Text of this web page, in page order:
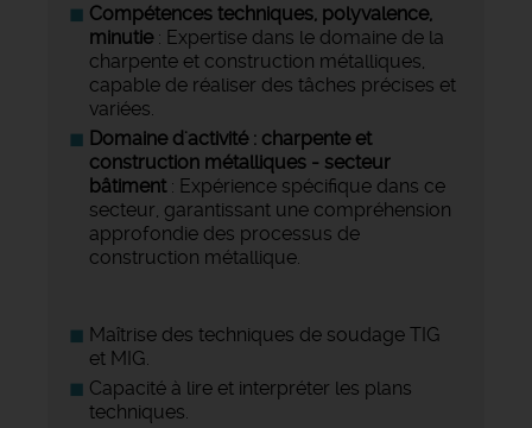
Compétences techniques, polyvalence,
minutie: Expertise dans le domaine de la
charpente et construction métalliques,
capable de réaliser des tâches précises et
variées.
Domaine d'activité : charpente et
construction métalliques - secteur
bâtiment: Expérience spécifique dans ce
secteur, garantissant une compréhension
approfondie des processus de
construction métallique.
Maîtrise des techniques de soudage TIG
et MIG.
Capacité à lire et interpréter les plans
techniques.